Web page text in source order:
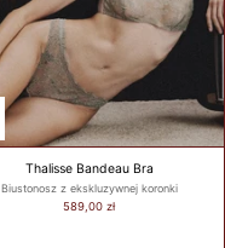
Thalisse Bandeau Bra
Biustonosz z ekskluzywnej koronki
589,00 zł